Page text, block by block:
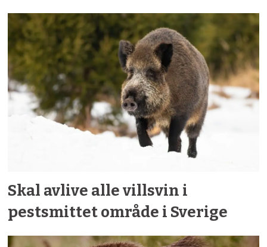
Skal avlive alle villsvin i
pestsmittet område i Sverige